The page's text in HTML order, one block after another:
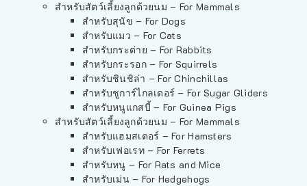
สำหรับสัตว์เลี้ยงลูกด้วยนม – For Mammals
สำหรับสุนัข – For Dogs
สำหรับแมว – For Cats
สำหรับกระต่าย – For Rabbits
สำหรับกระรอก – For Squirrels
สำหรับชินชิล่า – For Chinchillas
สำหรับชูการ์ไกลเดอร์ – For Sugar Gliders
สำหรับหนูแกสบี้ – For Guinea Pigs
สำหรับสัตว์เลี้ยงลูกด้วยนม – For Mammals
สำหรับแฮมสเตอร์ – For Hamsters
สำหรับเฟอเรท – For Ferrets
สำหรับหนู – For Rats and Mice
สำหรับเม่น – For Hedgehogs